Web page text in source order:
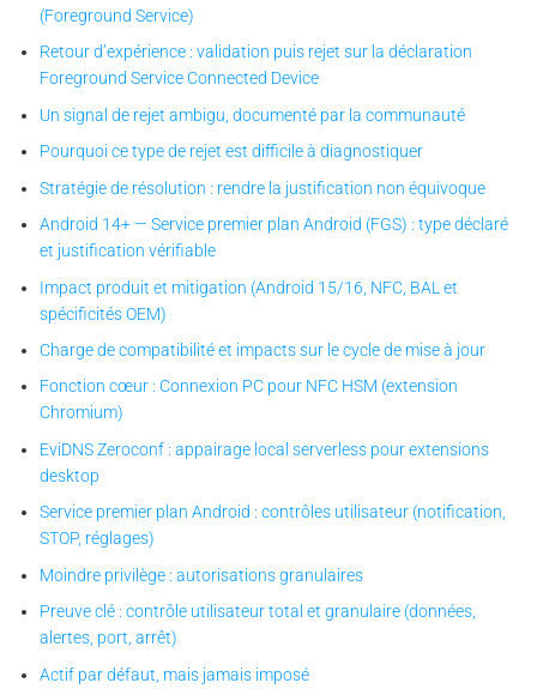
(Foreground Service)
Retour d’expérience : validation puis rejet sur la déclaration
Foreground Service Connected Device
Un signal de rejet ambigu, documenté par la communauté
Pourquoi ce type de rejet est difficile à diagnostiquer
Stratégie de résolution : rendre la justification non équivoque
Android 14+ — Service premier plan Android (FGS) : type déclaré
et justification vérifiable
Impact produit et mitigation (Android 15/16, NFC, BAL et
spécificités OEM)
Charge de compatibilité et impacts sur le cycle de mise à jour
Fonction cœur : Connexion PC pour NFC HSM (extension
Chromium)
EviDNS Zeroconf : appairage local serverless pour extensions
desktop
Service premier plan Android : contrôles utilisateur (notification,
STOP, réglages)
Moindre privilège : autorisations granulaires
Preuve clé : contrôle utilisateur total et granulaire (données,
alertes, port, arrêt)
Actif par défaut, mais jamais imposé